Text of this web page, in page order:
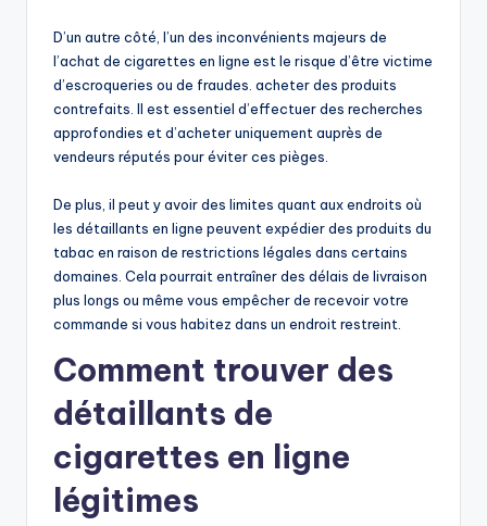
D’un autre côté, l’un des inconvénients majeurs de
l’achat de cigarettes en ligne est le risque d’être victime
d’escroqueries ou de fraudes. acheter des produits
contrefaits. Il est essentiel d’effectuer des recherches
approfondies et d’acheter uniquement auprès de
vendeurs réputés pour éviter ces pièges.
De plus, il peut y avoir des limites quant aux endroits où
les détaillants en ligne peuvent expédier des produits du
tabac en raison de restrictions légales dans certains
domaines. Cela pourrait entraîner des délais de livraison
plus longs ou même vous empêcher de recevoir votre
commande si vous habitez dans un endroit restreint.
Comment trouver des
détaillants de
cigarettes en ligne
légitimes